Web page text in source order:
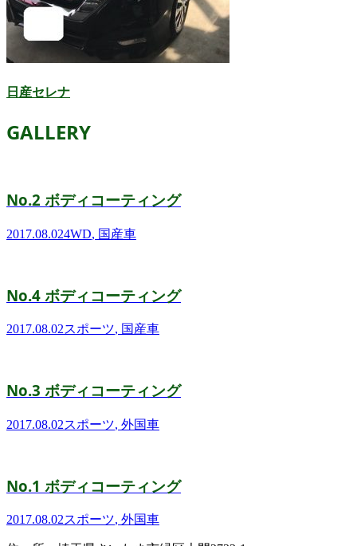
日産セレナ
GALLERY
No.2 ボディコーティング
2017.08.024WD, 国産車
No.4 ボディコーティング
2017.08.02スポーツ, 国産車
No.3 ボディコーティング
2017.08.02スポーツ, 外国車
No.1 ボディコーティング
2017.08.02スポーツ, 外国車